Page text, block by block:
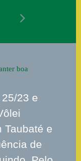
boa
23 e
Taubaté e
de